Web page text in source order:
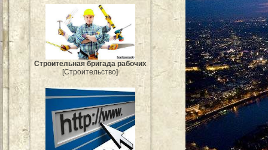
Строительная бригада рабочих
[Строительство]